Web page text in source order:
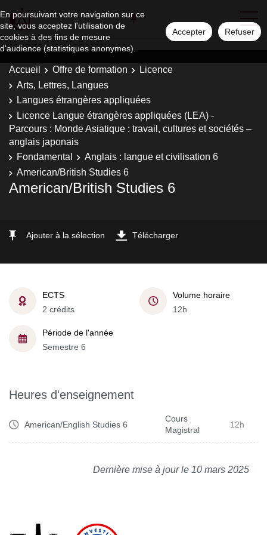
En poursuivant votre navigation sur ce
site, vous acceptez l'utilisation de
cookies à des fins de mesure
d'audience (statistiques anonymes).
Accepter Refuser
Accueil Offre de formation
Licence
Arts, Lettres, Langues
Langues étrangères appliquées
Licence Langue étrangères appliquées (LEA) -
Parcours : Monde Asiatique : travail, cultures et sociétés –
anglais japonais
Fondamental
Anglais : langue et civilisation 6
American/British Studies 6
American/British Studies 6
Ajouter à la sélection Télécharger
ECTS
2 crédits
Volume horaire
12h
Période de l'année
Semestre 6
Heures d'enseignement
American/English Studies 6
Cours
Magistral
12h
Dernière mise à jour le 10 mars 2025